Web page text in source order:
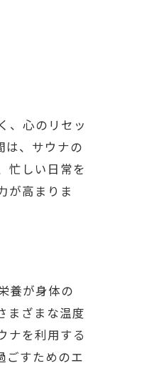
、心のリセッ
は、サウナの
忙しい日常を
が高まりま
養が身体の
まざまな温度
ナを利用する
ごすためのエ